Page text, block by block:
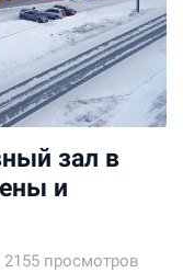
зал в
и
2155 просмотров